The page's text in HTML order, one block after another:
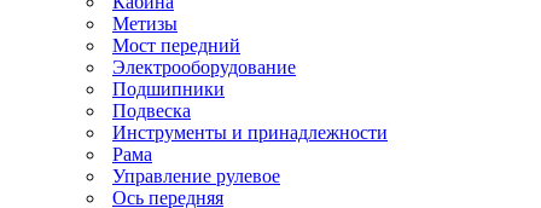
Метизы
Мост передний
Электрооборудование
Подшипники
Подвеска
Инструменты и принадлежности
Рама
Управление рулевое
Ось передняя